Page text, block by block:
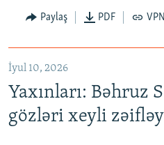
Paylaş PDF
İyul 10, 2026
Yaxınları: Bəhruz
gözləri xeyli